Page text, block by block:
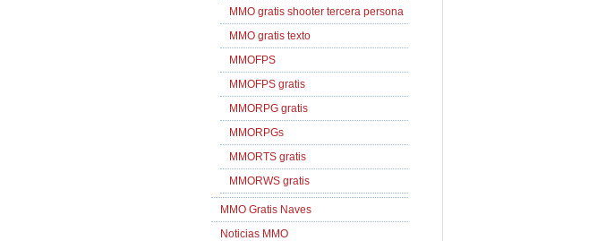
MMO gratis shooter tercera persona
MMO gratis texto
MMOFPS
MMOFPS gratis
MMORPG gratis
MMORPGs
MMORTS gratis
MMORWS gratis
MMO Gratis Naves
Noticias MMO